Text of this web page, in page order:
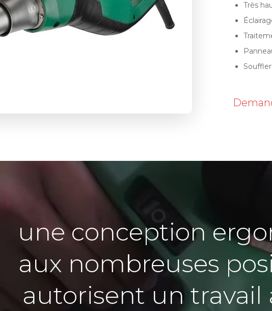
Très
une conception
aux nombreuses
autorisent un travail